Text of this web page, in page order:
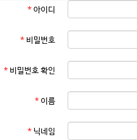
*아이디
* 비밀번호
* 비밀번호 확인
*이름
* 닉네임